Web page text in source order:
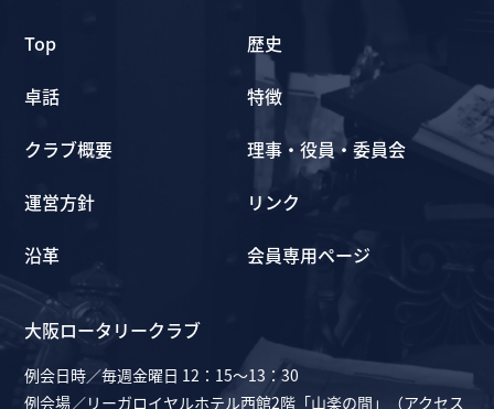
Top
卓話
クラブ概要
運営方針
沿革
歴史
特徴
理事・役員・委員会
リンク
会員専用ページ
大阪ロータリークラブ
例会日時／毎週金曜日 12：15～13：30
例会場／リーガロイヤルホテル西館2階「山楽の間」（アクセス